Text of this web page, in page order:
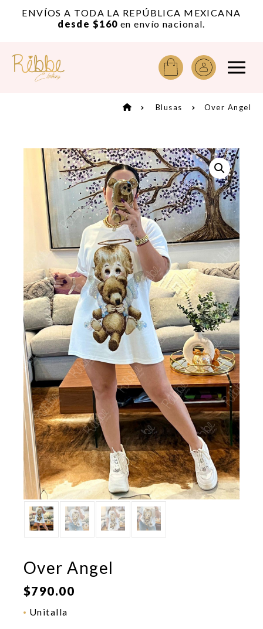
ENVÍOS A TODA LA REPÚBLICA MEXICANA
desde $160 en envío nacional.
Blusas Over Angel
Over Angel
$790.00
Unitalla